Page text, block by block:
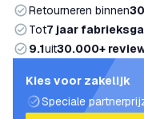
Retourneren binnen
Tot7 jaar
9.1uit30.000+
Kies voor zakelijk
Speciale